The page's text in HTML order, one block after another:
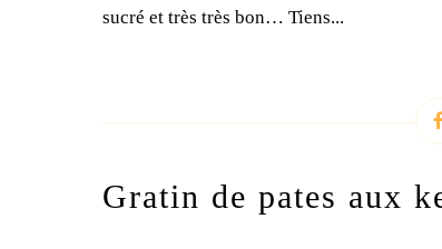
sucré et très très bon… Tiens...
Gratin de pates aux